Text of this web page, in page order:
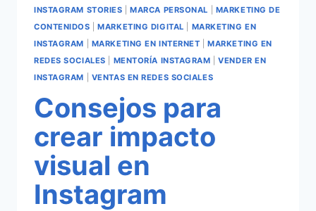
INSTAGRAM STORIES |MARCA PERSONAL
MARKETING DE
CONTENIDOS |MARKETING DIGITAL
MARKETING EN
INSTAGRAM
MARKETING EN INTERNET |MARKETING EN
REDES SOCIALES
MENTORÍA INSTAGRAM |VENDER EN
INSTAGRAM
VENTAS EN REDES SOCIALES
Consejos para
crear impacto
visual en
Instagram